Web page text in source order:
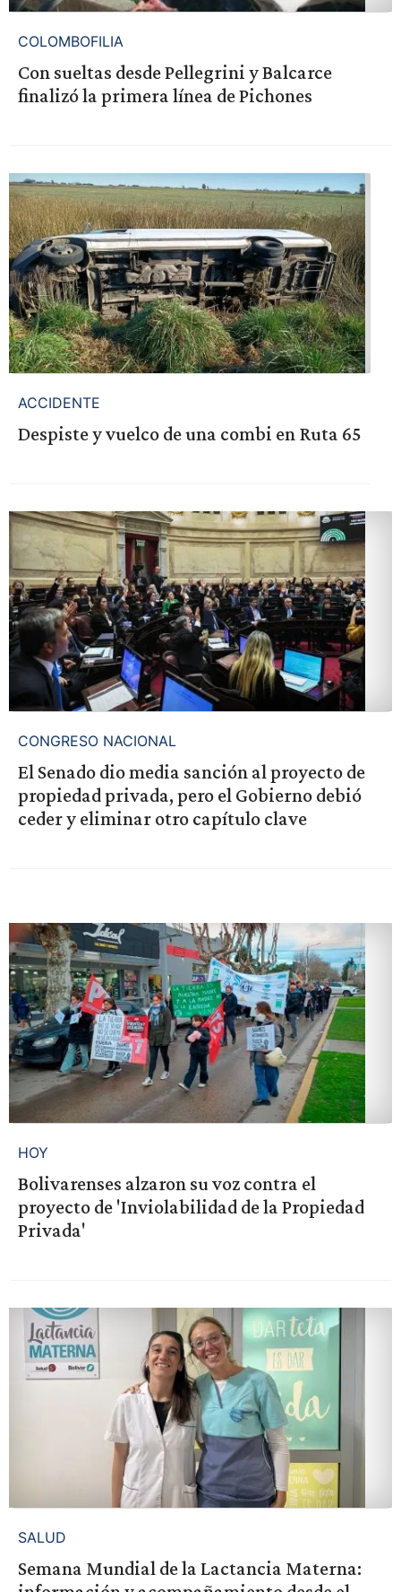
COLOMBOFILIA
Con sueltas desde Pellegrini y Balcarce
finalizó la primera línea de Pichones
ACCIDENTE
Despiste y vuelco de una combi en Ruta 65
CONGRESO NACIONAL
El Senado dio media sanción al proyecto de
propiedad privada, pero el Gobierno debió
ceder y eliminar otro capítulo clave
HOY
Bolivarenses alzaron su voz contra el
proyecto de 'Inviolabilidad de la Propiedad
Privada'
SALUD
Semana Mundial de la Lactancia Materna: